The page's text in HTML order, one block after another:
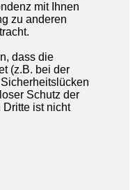
mit Ihnen
zu anderen
dass die
(z.B. bei der
Schutz der
Dritte ist nicht